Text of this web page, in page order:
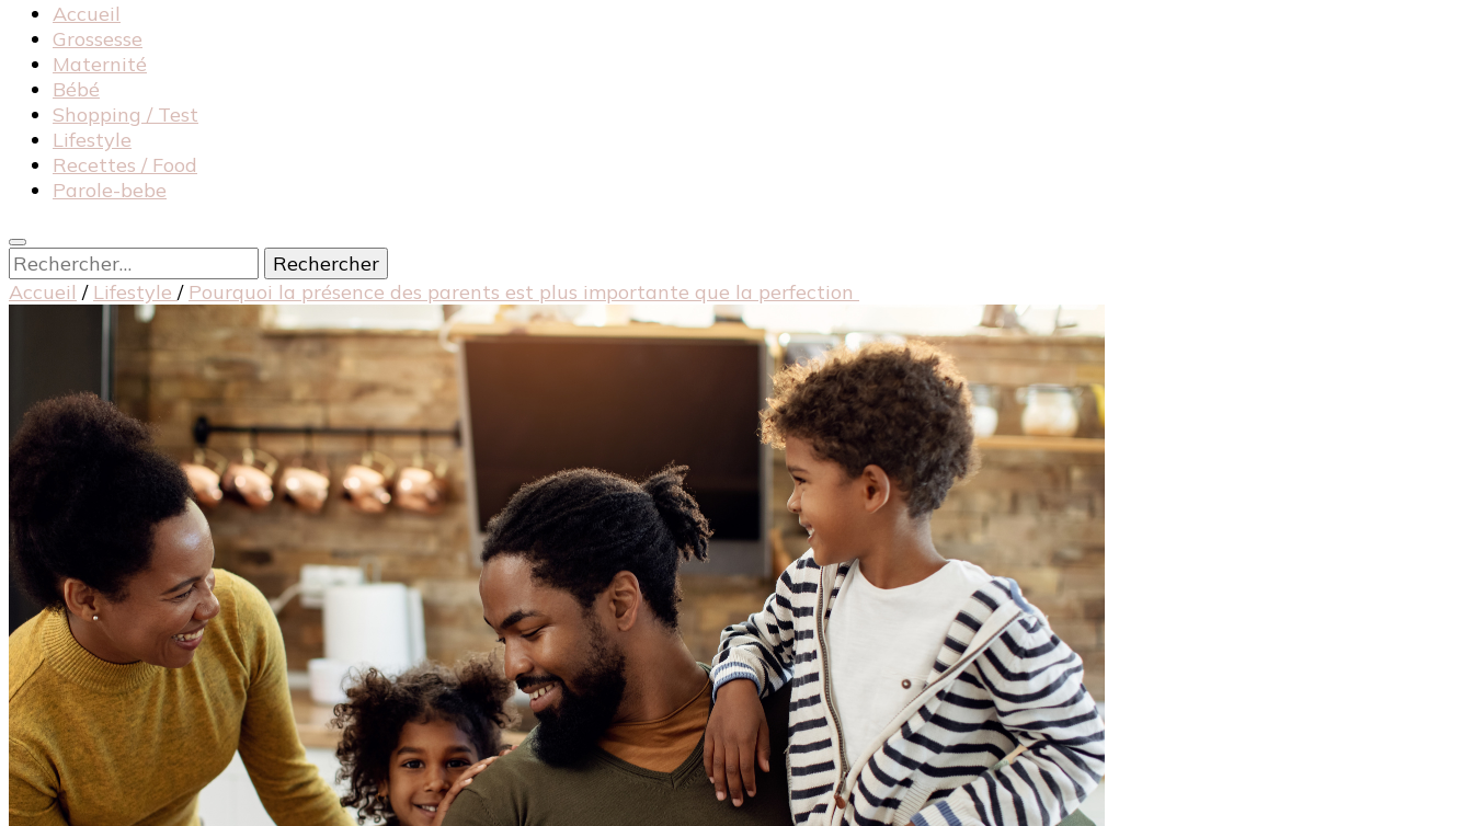
Accueil
Grossesse
Maternité
Bébé
Shopping / Test
Lifestyle
Recettes / Food
Parole-bebe
Rechercher :
Accueil / Lifestyle / Pourquoi la présence des parents est plus importante que la perfection